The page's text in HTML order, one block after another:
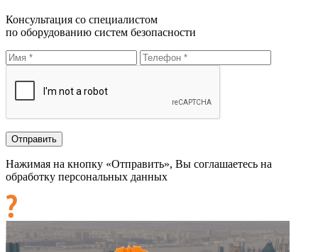
Консультация со специалистом
по оборудованию систем безопасности
Нажимая на кнопку «Отправить», Вы соглашаетесь на
обработку персональных данных